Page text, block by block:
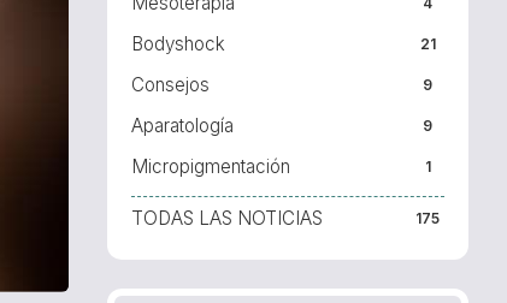
TODAS LAS NOTICIAS 175
Bodyshock 21
Consejos 9
Aparatología 9
Micropigmentación 1